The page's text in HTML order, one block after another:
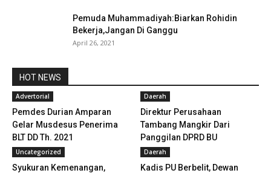
Pemuda Muhammadiyah:Biarkan Rohidin
Bekerja,Jangan Di Ganggu
April 26, 2021
HOT NEWS
Advertorial
Pemdes Durian Amparan
Gelar Musdesus Penerima
BLT DD Th. 2021
Daerah
Direktur Perusahaan
Tambang Mangkir Dari
Panggilan DPRD BU
Uncategorized
Syukuran Kemenangan,
Daerah
Kadis PU Berbelit, Dewan